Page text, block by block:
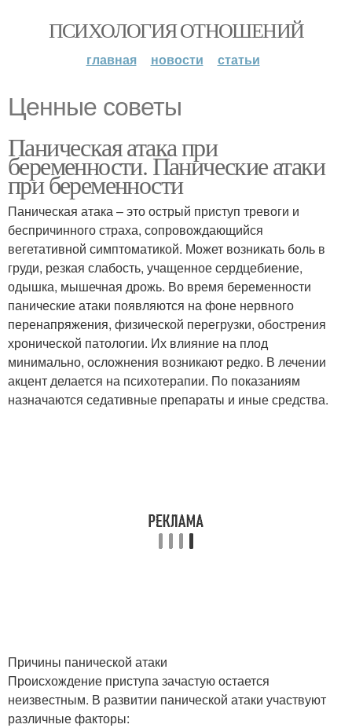
ПСИХОЛОГИЯ ОТНОШЕНИЙ
главная новости статьи
Ценные советы
Паническая атака при
беременности. Панические атаки
при беременности
Паническая атака – это острый приступ тревоги и
беспричинного страха, сопровождающийся
вегетативной симптоматикой. Может возникать боль в
груди, резкая слабость, учащенное сердцебиение,
одышка, мышечная дрожь. Во время беременности
панические атаки появляются на фоне нервного
перенапряжения, физической перегрузки, обострения
хронической патологии. Их влияние на плод
минимально, осложнения возникают редко. В лечении
акцент делается на психотерапии. По показаниям
назначаются седативные препараты и иные средства.
Причины панической атаки
Происхождение приступа зачастую остается
неизвестным. В развитии панической атаки участвуют
различные факторы: